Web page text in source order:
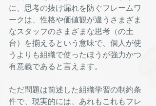
に、思考の抜け漏れを防ぐフレームワ
ークは、性格や価値観が違うさまざま
なスタッフのさまざまな思考（の土
台）を揃えるという意味で、個人が使
うよりも組織で使ったほうが強力かつ
有意義であると言えます。
ただ問題は前述した組織学習の制約条
件で、現実的には、あれもこれもフレ